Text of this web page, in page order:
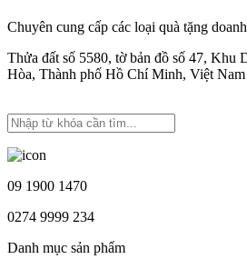
Chuyên cung cấp các loại quà tặng
Thửa đất số 5580, tờ bản đồ số 47, Khu
Hòa, Thành phố Hồ Chí Minh, Việt Nam
09 1900 1470
0274 9999 234
Danh mục sản phẩm